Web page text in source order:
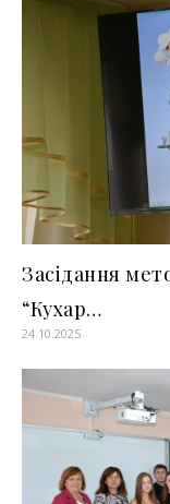
Засідання
“Кухар…
24.10.2025